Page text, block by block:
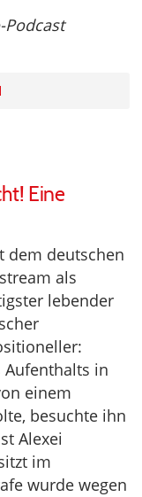
Eine
dem deutschen
als
lebender
Aufenthalts in
einem
besuchte ihn
Alexei
im
wurde wegen